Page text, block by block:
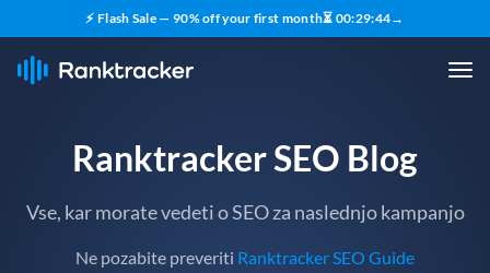
⚡ Flash Sale — 90% off your first month⏳ 00:29:42→
Ranktracker SEO Blog
Vse, kar morate vedeti o SEO za naslednjo kampanjo
Ne pozabite preveriti Ranktracker SEO Guide